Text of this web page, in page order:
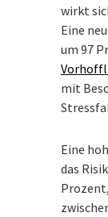
wirkt
Eine
um 97
mit
Eine
das